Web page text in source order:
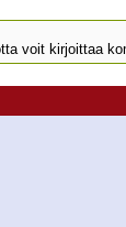
voit kirjoittaa